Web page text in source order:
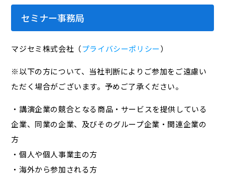
セミナー事務局
マジセミ株式会社（プライバシーポリシー）
※以下の方について、当社判断によりご参加をご遠慮い
ただく場合がございます。予めご了承ください。
・講演企業の競合となる商品・サービスを提供している
企業、同業の企業、及びそのグループ企業・関連企業の
方
・個人や個人事業主の方
・海外から参加される方